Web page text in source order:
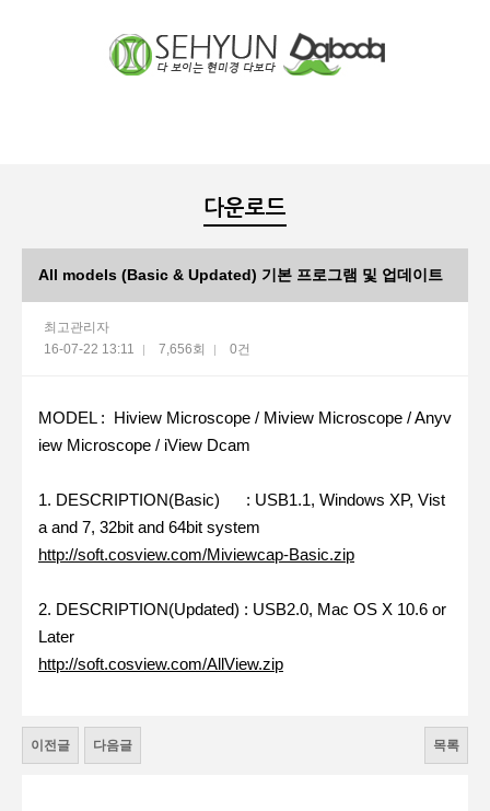
다운로드
All models (Basic & Updated) 기본 프로그램 및 업데이트
최고관리자
16-07-22 13:11
7,656회 0건
MODEL : Hiview Microscope / Miview Microscope / Anyv
iew Microscope / iView Dcam
1. DESCRIPTION(Basic) : USB1.1, Windows XP, Vist
a and 7, 32bit and 64bit system
http://soft.cosview.com/Miviewcap-Basic.zip
2. DESCRIPTION(Updated) : USB2.0, Mac OS X 10.6 or
Later
http://soft.cosview.com/AllView.zip
이전글 다음글 목록